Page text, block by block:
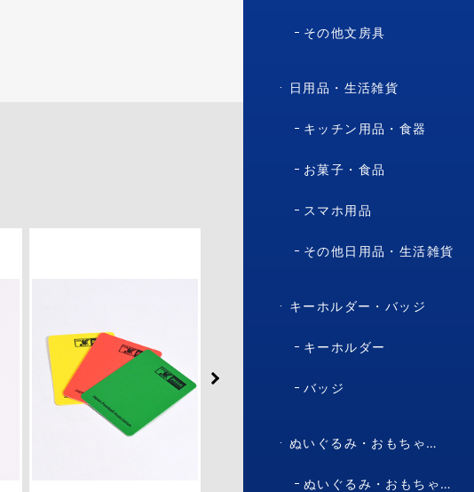
その他文房具
日用品・生活雑貨
キッチン用品・食器
お菓子・食品
スマホ用品
その他日用品・生活雑貨
キーホルダー・バッジ
キーホルダー
バッジ
ぬいぐるみ・おもちゃ・マスコット・キャラクター
ぬいぐるみ・おもちゃ（マスコット・キャラクター）